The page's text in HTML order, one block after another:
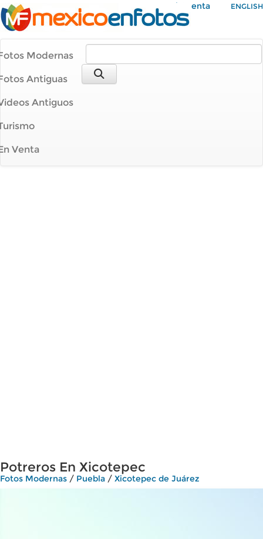
Mi Cuenta ENGLISH
Modernas
Antiguas
Antiguos
Venta
Potreros En Xicotepec
Fotos Modernas / Puebla / Xicotepec de Juárez